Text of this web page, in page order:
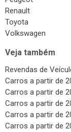
Renault
Toyota
Volkswagen
Veja também
Revendas de
Carros a partir de
Carros a partir de
Carros a partir de
Carros a partir de
Carros a partir de